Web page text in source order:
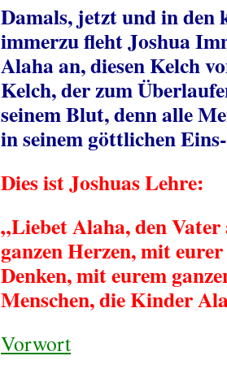
Damals, jetzt und in den
immerzu fleht Joshua
Alaha an, diesen Kelch
Kelch, der zum
seinem Blut, denn alle
in seinem göttlichen
Dies ist Joshuas Lehre:
„Liebet Alaha, den
ganzen Herzen, mit
Denken, mit eurem
Menschen, die Kinder
Vorwort